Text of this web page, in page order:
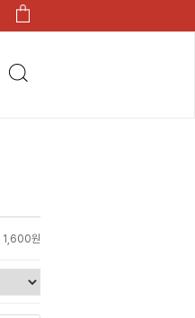
1,600원